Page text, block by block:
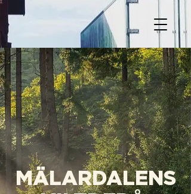
MÄLARDALENS